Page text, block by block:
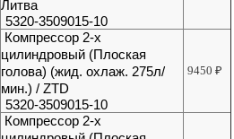
Литва
5320-3509015-10
Компрессор 2-х
цилиндровый (Плоская
голова) (жид. охлаж. 275л/
мин.) / ZTD
5320-3509015-10
9450₽
Компрессор 2-х